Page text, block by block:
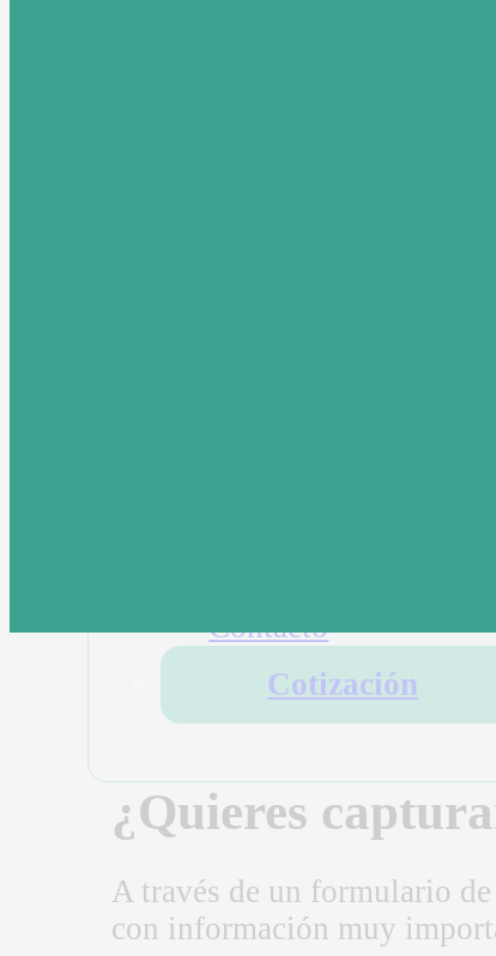
Contacto
Cotización
¿Quieres
A través de un formulario de
con información muy